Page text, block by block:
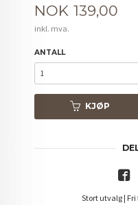
Pris
NOK 139,00
inkl. mva.
ANTALL
KJØP
Stort utvalg | Fri